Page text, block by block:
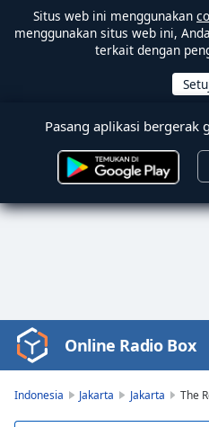
Situs web ini menggunakan
menggunakan situs web ini,
terkait dengan
Pasang aplikasi bergerak
Video
Player
Online Radio Box
Indonesia Jakarta Jakarta The